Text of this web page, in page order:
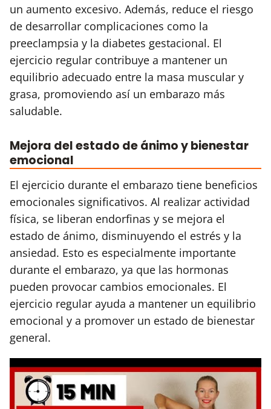
un aumento excesivo. Además, reduce el riesgo
de desarrollar complicaciones como la
preeclampsia y la diabetes gestacional. El
ejercicio regular contribuye a mantener un
equilibrio adecuado entre la masa muscular y
grasa, promoviendo así un embarazo más
saludable.
Mejora del estado de ánimo y bienestar
emocional
El ejercicio durante el embarazo tiene beneficios
emocionales significativos. Al realizar actividad
física, se liberan endorfinas y se mejora el
estado de ánimo, disminuyendo el estrés y la
ansiedad. Esto es especialmente importante
durante el embarazo, ya que las hormonas
pueden provocar cambios emocionales. El
ejercicio regular ayuda a mantener un equilibrio
emocional y a promover un estado de bienestar
general.